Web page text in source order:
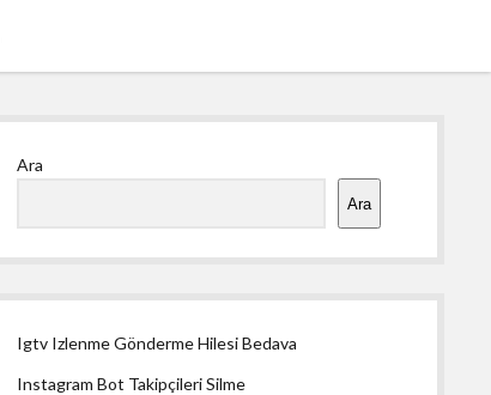
Ara
Ara
Igtv Izlenme Gönderme Hilesi Bedava
Instagram Bot Takipçileri Silme